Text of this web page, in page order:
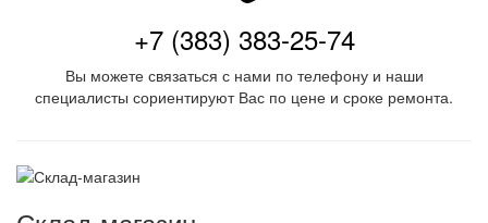
+7 (383) 383-25-74
Вы можете связаться с нами по телефону и наши
специалисты сориентируют Вас по цене и сроке ремонта.